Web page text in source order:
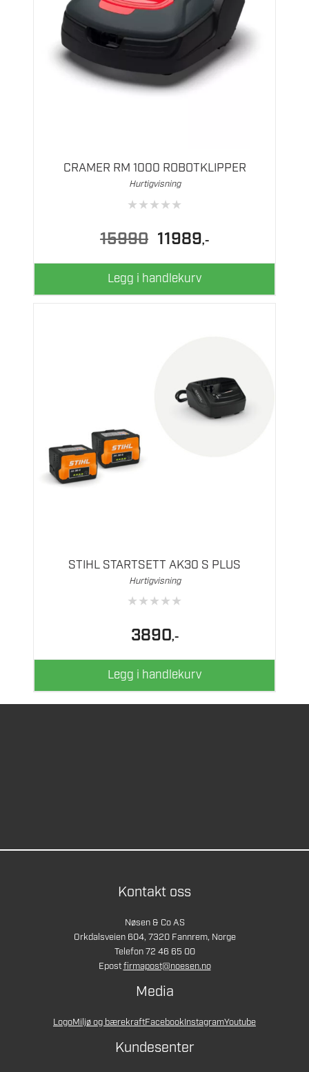
CRAMER RM 1000 ROBOTKLIPPER
Hurtigvisning
★★★★★
15990
Opprinnelig
pris
var:
15990.
11989pris
er:
,-
Legg i handlekurv
STIHL STARTSETT AK30 S PLUS
Hurtigvisning
★★★★★
3890,-
Legg i handlekurv
Kontakt oss
Nøsen & Co AS
Orkdalsveien 604, 7320 Fannrem, Norge
Telefon 72 46 65 00
Epostfirmapost@noesen.no
Media
LogoMiljø og bærekraftFacebookInstagramYoutube
Kundesenter